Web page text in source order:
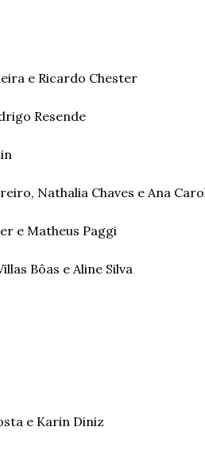
e Ricardo Chester
Resende
Nathalia Chaves e Ana
e Matheus Paggi
Bôas e Aline Silva
e Karin Diniz